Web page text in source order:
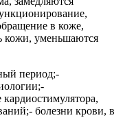
в коже,
кожи, уменьшаются
период;-
болезни крови, в